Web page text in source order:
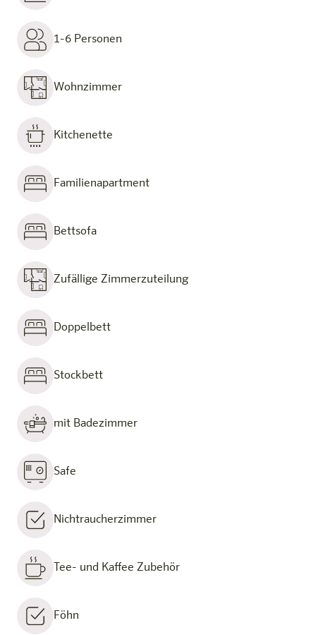
1-6 Personen
Wohnzimmer
Kitchenette
Familienapartment
Bettsofa
Zufällige Zimmerzuteilung
Doppelbett
Stockbett
mit Badezimmer
Safe
Nichtraucherzimmer
Tee- und Kaffee Zubehör
Föhn